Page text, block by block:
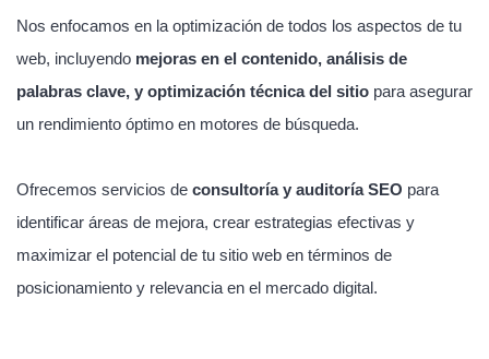
Nos enfocamos en la optimización de todos los aspectos de tu
web, incluyendo mejoras en el contenido, análisis de
palabras clave, y optimización técnica del sitio para asegurar
un rendimiento óptimo en motores de búsqueda.
Ofrecemos servicios de consultoría y auditoría SEO para
identificar áreas de mejora, crear estrategias efectivas y
maximizar el potencial de tu sitio web en términos de
posicionamiento y relevancia en el mercado digital.